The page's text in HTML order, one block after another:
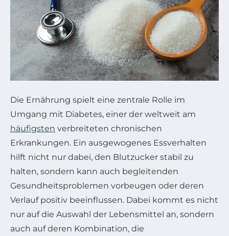
Die Ernährung spielt eine zentrale Rolle im
Umgang mit Diabetes, einer der weltweit am
häufigsten verbreiteten chronischen
Erkrankungen. Ein ausgewogenes Essverhalten
hilft nicht nur dabei, den Blutzucker stabil zu
halten, sondern kann auch begleitenden
Gesundheitsproblemen vorbeugen oder deren
Verlauf positiv beeinflussen. Dabei kommt es nicht
nur auf die Auswahl der Lebensmittel an, sondern
auch auf deren Kombination, die